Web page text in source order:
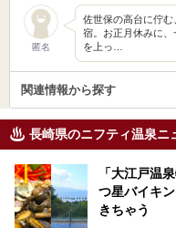
匿名
佐世保の高台に佇
宿。お正月休みに
を上っ…
関連情報から探す
長崎県のニフティ温泉ニ
「大江戸温
つ星バイキ
きちゃう